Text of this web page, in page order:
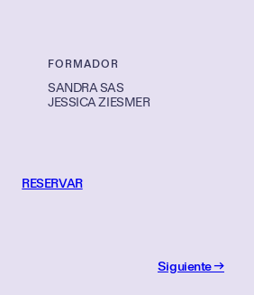
FORMADOR
SANDRA SAS
JESSICA ZIESMER
RESERVAR
Siguiente →